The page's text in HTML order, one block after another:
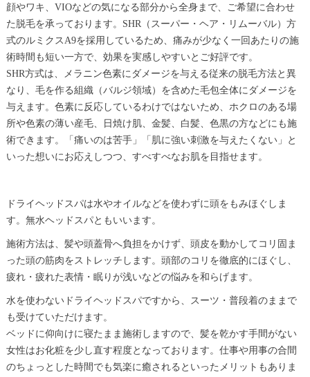
顔やワキ、VIOなどの気になる部分から全身まで、ご希望に合わせ
た脱毛を承っております。SHR（スーパー・ヘア・リムーバル）方
式のルミクスA9を採用しているため、痛みが少なく一回あたりの施
術時間も短い一方で、効果を実感しやすいとご好評です。
SHR方式は、メラニン色素にダメージを与える従来の脱毛方法と異
なり、毛を作る組織（バルジ領域）を含めた毛包全体にダメージを
与えます。色素に反応しているわけではないため、ホクロのある場
所や色素の薄い産毛、日焼け肌、金髪、白髪、色黒の方などにも施
術できます。「痛いのは苦手」「肌に強い刺激を与えたくない」と
いった想いにお応えしつつ、すべすべなお肌を目指せます。
ドライヘッドスパは水やオイルなどを使わずに頭をもみほぐしま
す。無水ヘッドスパともいいます。
施術方法は、髪や頭蓋骨へ負担をかけず、頭皮を動かしてコリ固ま
った頭の筋肉をストレッチします。頭部のコリを徹底的にほぐし、
疲れ・疲れた表情・眠りが浅いなどの悩みを和らげます。
水を使わないドライヘッドスパですから、スーツ・普段着のままで
も受けていただけます。
ベッドに仰向けに寝たまま施術しますので、髪を乾かす手間がない
女性はお化粧を少し直す程度となっております。仕事や用事の合間
のちょっとした時間でも気楽に癒されるといったメリットもありま